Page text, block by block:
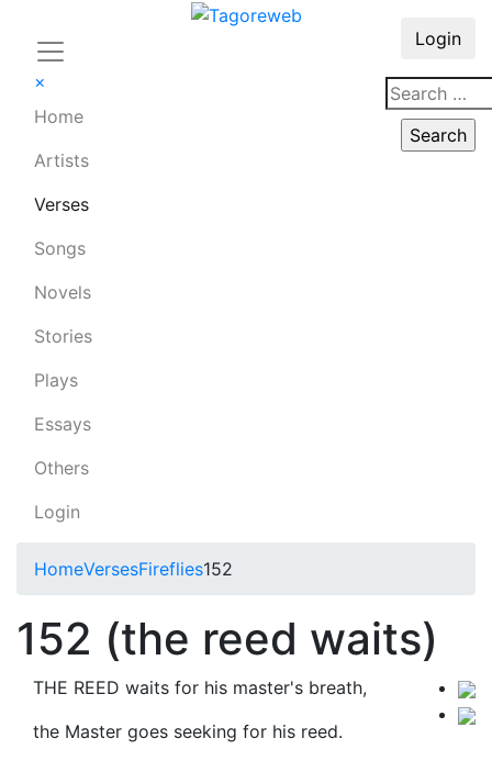
×
Home
Artists
Verses
Songs
Novels
Stories
Plays
Essays
Others
Login
Login
HomeVersesFireflies152
152 (the reed waits)
THE REED waits for his master's breath,
the Master goes seeking for his reed.